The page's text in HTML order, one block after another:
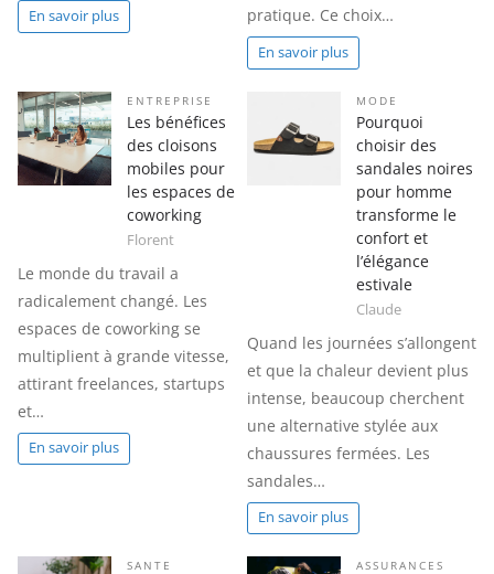
En savoir plus
pratique. Ce choix…
En savoir plus
ENTREPRISE
Les bénéfices
des cloisons
mobiles pour
les espaces de
coworking
Florent
Le monde du travail a
radicalement changé. Les
espaces de coworking se
multiplient à grande vitesse,
attirant freelances, startups
et…
En savoir plus
MODE
Pourquoi
choisir des
sandales noires
pour homme
transforme le
confort et
l’élégance
estivale
Claude
Quand les journées s’allongent
et que la chaleur devient plus
intense, beaucoup cherchent
une alternative stylée aux
chaussures fermées. Les
sandales…
En savoir plus
SANTE ASSURANCES